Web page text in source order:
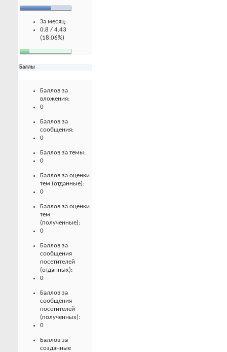
За месяц:
0.8 / 4.43
(18.06%)
Баллы
Баллов за
вложения:
0
Баллов за
сообщения:
0
Баллов за темы:
0
Баллов за оценки
тем (отданные):
0
Баллов за оценки
тем
(полученные):
0
Баллов за
сообщения
посетителей
(отданных):
0
Баллов за
сообщения
посетителей
(полученных):
0
Баллов за
созданные